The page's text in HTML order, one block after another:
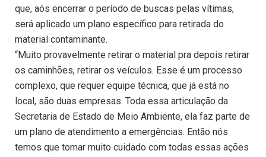
que, aós encerrar o período de buscas pelas vítimas,
será aplicado um plano específico para retirada do
material contaminante.
“Muito provavelmente retirar o material pra depois retirar
os caminhões, retirar os veículos. Esse é um processo
complexo, que requer equipe técnica, que já está no
local, são duas empresas. Toda essa articulação da
Secretaria de Estado de Meio Ambiente, ela faz parte de
um plano de atendimento a emergências. Então nós
temos que tomar muito cuidado com todas essas ações